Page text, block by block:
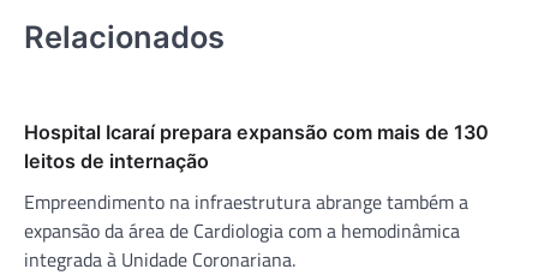
Relacionados
Hospital Icaraí prepara expansão com mais de 130
leitos de internação
Empreendimento na infraestrutura abrange também a
expansão da área de Cardiologia com a hemodinâmica
integrada à Unidade Coronariana.